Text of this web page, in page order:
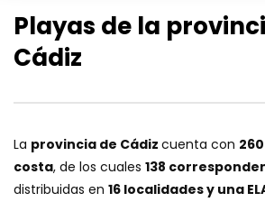
Playas de la
Cádiz
La provincia de Cádiz cuenta con
costa, de los cuales 138
distribuidas en 16 localidades y una